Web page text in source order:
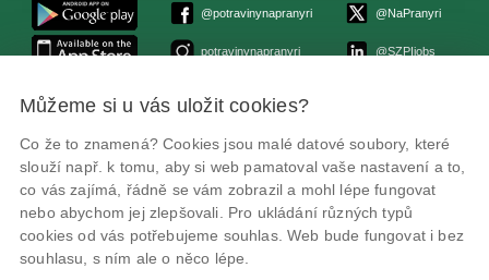
@potravinynapranyri
potravinynapranyri
@NaPranyri
@SZPIjobs
© Státní zemědělská a potravinářská inspekce 2026.
ID datové schránky: avraiqg
IČO: 75014149, DIČ: CZ75014149
Prohlášení o přístupnosti|Zásady ochrany soukromí
Můžeme si u vás uložit cookies?
Co že to znamená? Cookies jsou malé datové soubory, které
slouží např. k tomu, aby si web pamatoval vaše nastavení a to,
co vás zajímá, řádně se vám zobrazil a mohl lépe fungovat
nebo abychom jej zlepšovali. Pro ukládání různých typů
cookies od vás potřebujeme souhlas. Web bude fungovat i bez
souhlasu, s ním ale o něco lépe.